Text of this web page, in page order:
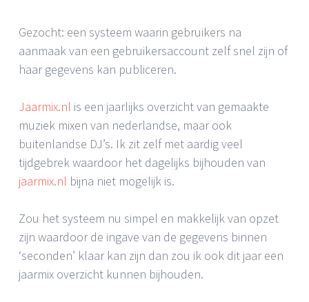
Gezocht: een systeem waarin gebruikers na
aanmaak van een gebruikersaccount zelf snel zijn of
haar gegevens kan publiceren.
Jaarmix.nl is een jaarlijks overzicht van gemaakte
muziek mixen van nederlandse, maar ook
buitenlandse DJ’s. Ik zit zelf met aardig veel
tijdgebrek waardoor het dagelijks bijhouden van
jaarmix.nl bijna niet mogelijk is.
Zou het systeem nu simpel en makkelijk van opzet
zijn waardoor de ingave van de gegevens binnen
‘seconden’ klaar kan zijn dan zou ik ook dit jaar een
jaarmix overzicht kunnen bijhouden.